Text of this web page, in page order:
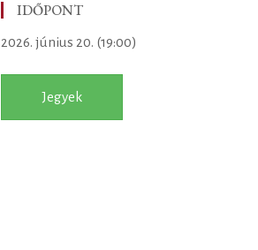
IDŐPONT
2026. június 20. (19:00)
Jegyek